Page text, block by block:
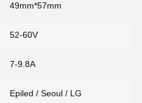
49mm*57mm
52-60V
7-9.8A
Epiled / Seoul / LG